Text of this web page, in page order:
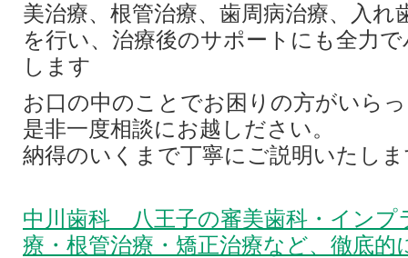
美治療、根管治療、歯周病治療、入れ
を行い、治療後のサポートにも全力
します
お口の中のことでお困りの方がいら
是非一度相談にお越しださい。
納得のいくまで丁寧にご説明いたし
中川歯科 八王子の審美歯科・インプ
療・根管治療・矯正治療など、徹底的